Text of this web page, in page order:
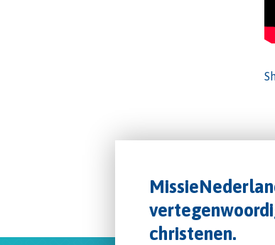
christenen.